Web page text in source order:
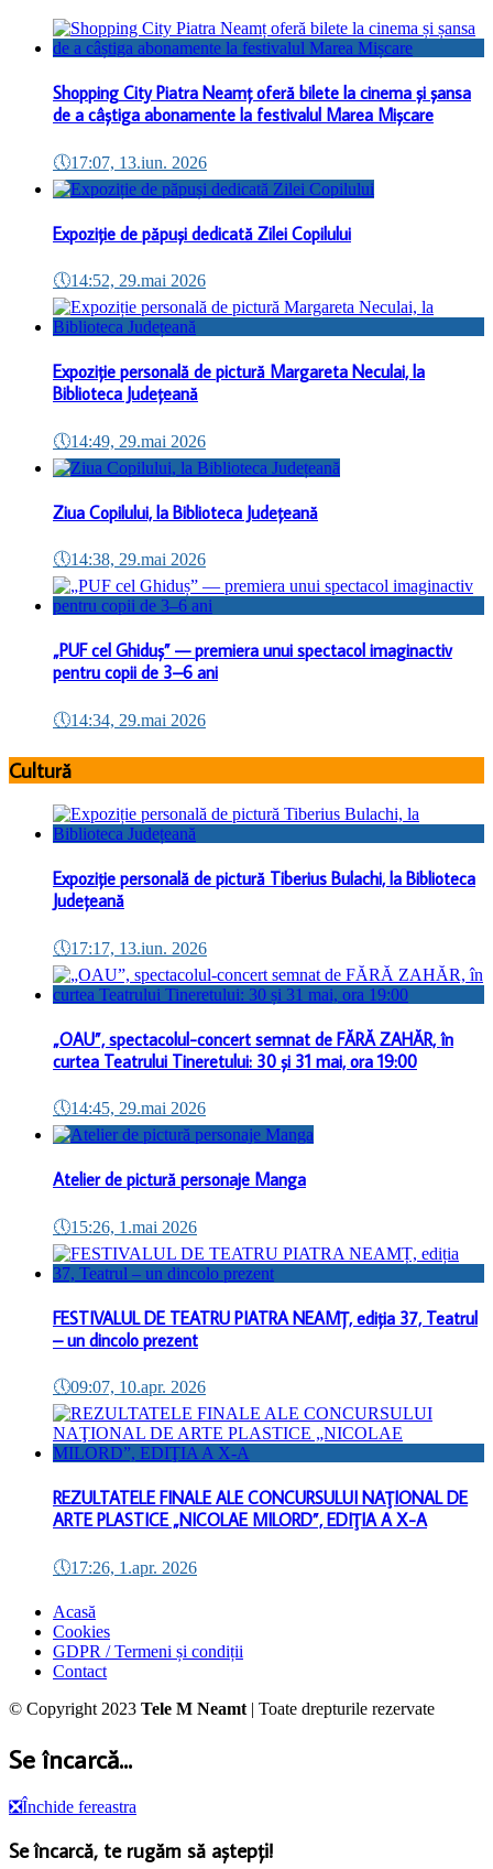
Shopping City Piatra Neamț oferă bilete la cinema și șansa
de a câștiga abonamente la festivalul Marea Mișcare
🕔17:07, 13.iun. 2026
Expoziție de păpuși dedicată Zilei Copilului
🕔14:52, 29.mai 2026
Expoziție personală de pictură Margareta Neculai, la
Biblioteca Județeană
🕔14:49, 29.mai 2026
Ziua Copilului, la Biblioteca Județeană
🕔14:38, 29.mai 2026
„PUF cel Ghiduș” — premiera unui spectacol imaginactiv
pentru copii de 3–6 ani
🕔14:34, 29.mai 2026
Cultură
Expoziție personală de pictură Tiberius Bulachi, la Biblioteca
Județeană
🕔17:17, 13.iun. 2026
„OAU”, spectacolul-concert semnat de FĂRĂ ZAHĂR, în
curtea Teatrului Tineretului: 30 și 31 mai, ora 19:00
🕔14:45, 29.mai 2026
Atelier de pictură personaje Manga
🕔15:26, 1.mai 2026
FESTIVALUL DE TEATRU PIATRA NEAMȚ, ediția 37, Teatrul
– un dincolo prezent
🕔09:07, 10.apr. 2026
REZULTATELE FINALE ALE CONCURSULUI NAŢIONAL DE
ARTE PLASTICE „NICOLAE MILORD”, EDIŢIA A X-A
🕔17:26, 1.apr. 2026
Acasă
Cookies
GDPR / Termeni și condiții
Contact
© Copyright 2023 Tele M Neamt | Toate drepturile rezervate
Se încarcă...
❎Închide fereastra
Se încarcă, te rugăm să aștepți!